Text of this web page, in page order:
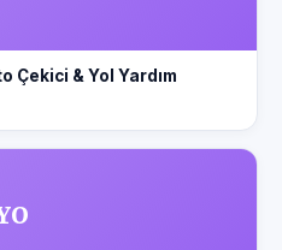
Çekici & Yol Yardım